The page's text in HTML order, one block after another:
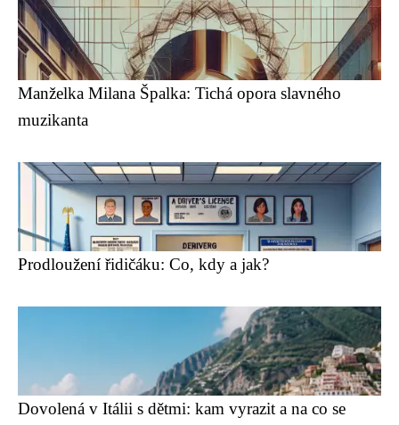
Manželka Milana Špalka: Tichá opora slavného
muzikanta
Prodloužení řidičáku: Co, kdy a jak?
Dovolená v Itálii s dětmi: kam vyrazit a na co se